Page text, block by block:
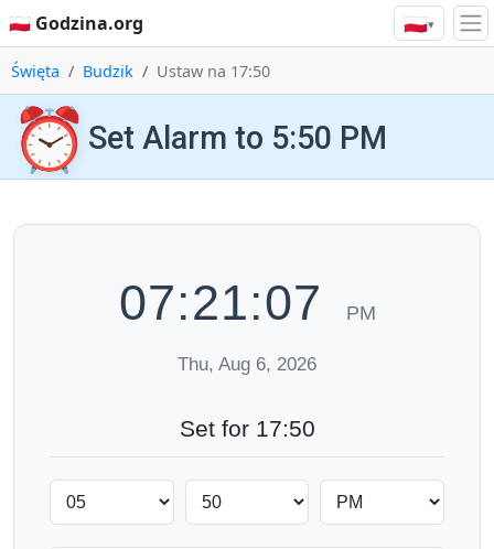
🇵🇱 Godzina.org 🇵🇱▾
Święta Budzik Ustaw na 17:50
⏰ Set Alarm to 5:50 PM
07:21:08 PM
Thu, Aug 6, 2026
Set for 17:50